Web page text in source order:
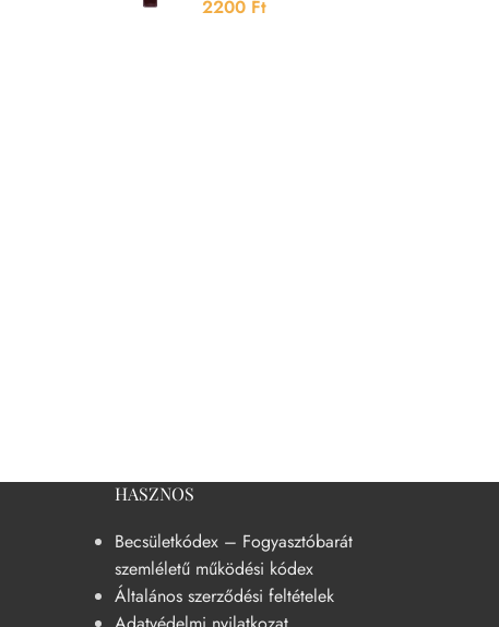
2200 Ft
HASZNOS
Becsületkódex – Fogyasztóbarát
szemléletű működési kódex
Általános szerződési feltételek